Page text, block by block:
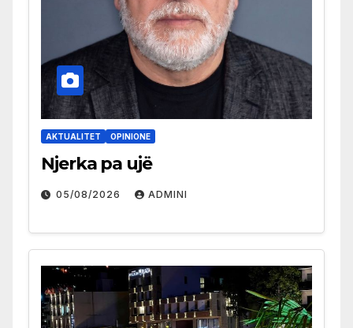
AKTUALITET OPINIONE
Njerka pa ujë
05/08/2026 ADMINI